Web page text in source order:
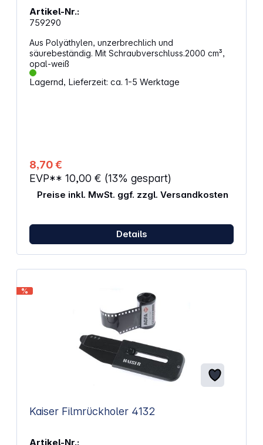
Artikel-Nr.:
759290
Aus Polyäthylen, unzerbrechlich und
säurebeständig. Mit Schraubverschluss.2000 cm³,
opal-weiß
Lagernd, Lieferzeit: ca. 1-5 Werktage
8,70 €
EVP** 10,00 € (13% gespart)
Preise inkl. MwSt. ggf. zzgl. Versandkosten
Details
%
Kaiser Filmrückholer 4132
Artikel-Nr.: